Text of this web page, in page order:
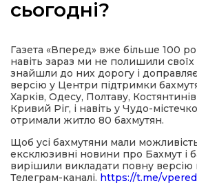
політика
місія
сьогодні?
Газета «Вперед» вже більше 100
навіть зараз ми не полишили своїх
знайшли до них дорогу і
версію у Центри підтримки
Харків, Одесу, Полтаву,
Кривий Ріг, і навіть у Чудо-
отримали житло 80 бахмутян.
Щоб усі бахмутяни мали
ексклюзивні новини про Бахмут і
вирішили викладати повну версію
Телеграм-каналі. https://t.me/